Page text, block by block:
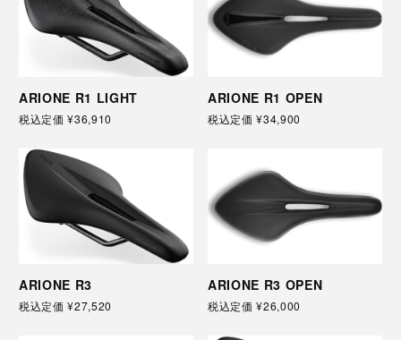
ARIONE R1 LIGHT
税込定価¥36,910
ARIONE R1 OPEN
税込定価¥34,900
ARIONE R3
税込定価¥27,520
ARIONE R3 OPEN
税込定価¥26,000